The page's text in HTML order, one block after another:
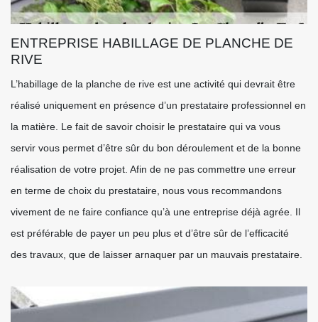
ENTREPRISE HABILLAGE DE PLANCHE DE
RIVE
L’habillage de la planche de rive est une activité qui devrait être
réalisé uniquement en présence d’un prestataire professionnel en
la matière. Le fait de savoir choisir le prestataire qui va vous
servir vous permet d’être sûr du bon déroulement et de la bonne
réalisation de votre projet. Afin de ne pas commettre une erreur
en terme de choix du prestataire, nous vous recommandons
vivement de ne faire confiance qu’à une entreprise déjà agrée. Il
est préférable de payer un peu plus et d’être sûr de l’efficacité
des travaux, que de laisser arnaquer par un mauvais prestataire.